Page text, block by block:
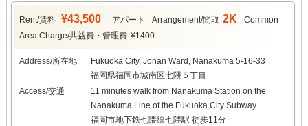
Rent/賃料 ¥43,500 アパート Arrangement/間取 2K
Common
Area Charge/共益費・管理費 ¥1400
Address/所在地
Fukuoka City, Jonan Ward, Nanakuma 5-16-33
福岡県福岡市城南区七隈５丁目
Access/交通
11 minutes walk from Nanakuma Station on the
Nanakuma Line of the Fukuoka City Subway
福岡市地下鉄七隈線七隈駅 徒歩11分